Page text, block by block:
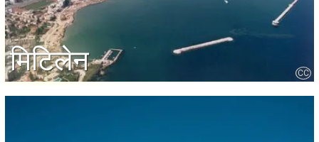
मिटिलेन CC